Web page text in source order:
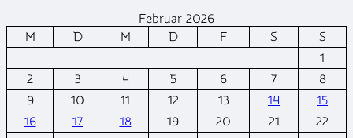
Februar 2026
M
D M D F S
S
1
2
3 4 5 6 7
8
9
10 11 12 13 14
15
16
17 18 19 20 21
22